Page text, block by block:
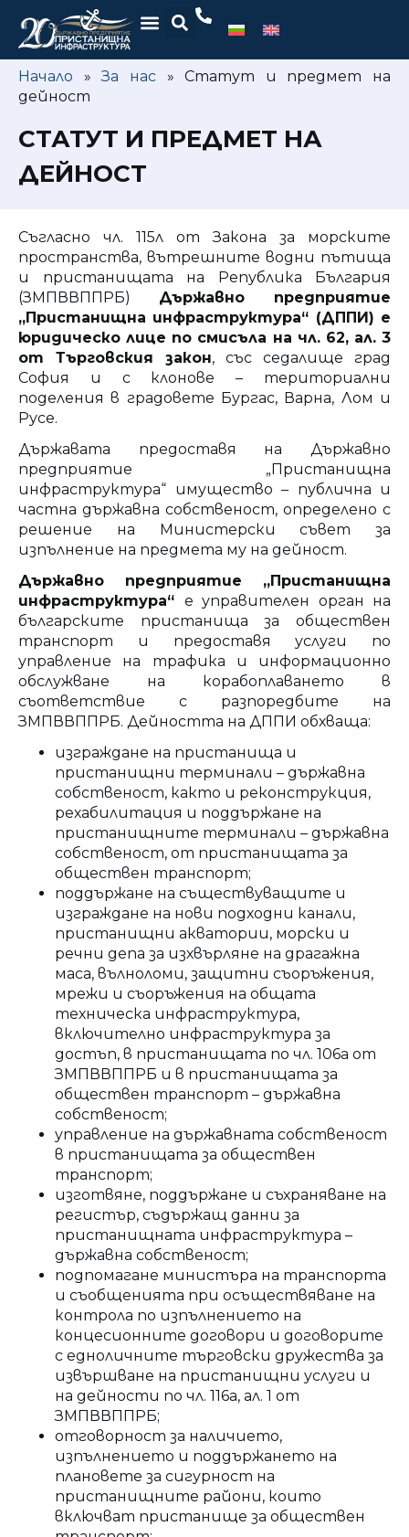
Начало »За нас»Статут и предмет на
дейност
СТАТУТ И ПРЕДМЕТ НА
ДЕЙНОСТ
Съгласно чл. 115л от Закона за морските
пространства, вътрешните водни пътища
и пристанищата на Република България
(ЗМПВВППРБ) Държавно предприятие
„Пристанищна инфраструктура“ (ДППИ) е
юридическо лице по смисъла на чл. 62, ал. 3
от Търговския закон, със седалище град
София и с клонове – териториални
поделения в градовете Бургас, Варна, Лом и
Русе.
Държавата предоставя на Държавно
предприятие „Пристанищна
инфраструктура“ имущество – публична и
частна държавна собственост, определено с
решение на Министерски съвет за
изпълнение на предмета му на дейност.
Държавно предприятие „Пристанищна
инфраструктура“ е управителен орган на
българските пристанища за обществен
транспорт и предоставя услуги по
управление на трафика и информационно
обслужване на корабоплаването в
съответствие с разпоредбите на
ЗМПВВППРБ. Дейността на ДППИ обхваща:
изграждане на пристанища и
пристанищни терминали – държавна
собственост, както и реконструкция,
рехабилитация и поддържане на
пристанищните терминали – държавна
собственост, от пристанищата за
обществен транспорт;
поддържане на съществуващите и
изграждане на нови подходни канали,
пристанищни акватории, морски и
речни депа за изхвърляне на драгажна
маса, вълноломи, защитни съоръжения,
мрежи и съоръжения на общата
техническа инфраструктура,
включително инфраструктура за
достъп, в пристанищата по чл. 106а от
ЗМПВВППРБ и в пристанищата за
обществен транспорт – държавна
собственост;
управление на държавната собственост
в пристанищата за обществен
транспорт;
изготвяне, поддържане и съхраняване на
регистър, съдържащ данни за
пристанищната инфраструктура –
държавна собственост;
подпомагане министъра на транспорта
и съобщенията при осъществяване на
контрола по изпълнението на
концесионните договори и договорите
с едноличните търговски дружества за
извършване на пристанищни услуги и
на дейности по чл. 116а, ал. 1 от
ЗМПВВППРБ;
отговорност за наличието,
изпълнението и поддържането на
плановете за сигурност на
пристанищните райони, които
включват пристанище за обществен